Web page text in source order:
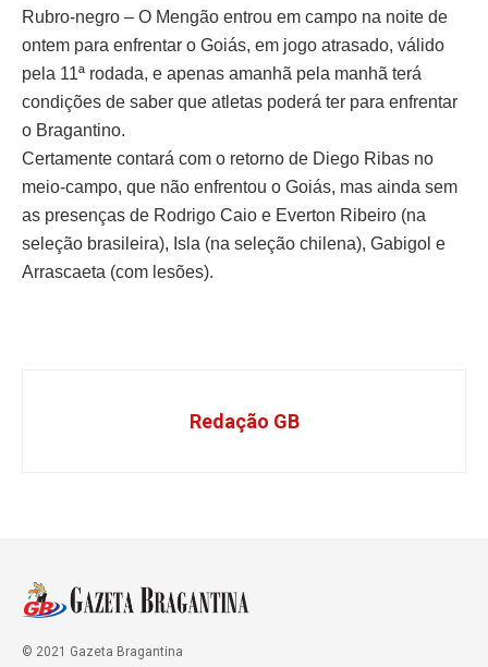
Rubro-negro – O Mengão entrou em campo na noite de
ontem para enfrentar o Goiás, em jogo atrasado, válido
pela 11ª rodada, e apenas amanhã pela manhã terá
condições de saber que atletas poderá ter para enfrentar
o Bragantino.
Certamente contará com o retorno de Diego Ribas no
meio-campo, que não enfrentou o Goiás, mas ainda sem
as presenças de Rodrigo Caio e Everton Ribeiro (na
seleção brasileira), Isla (na seleção chilena), Gabigol e
Arrascaeta (com lesões).
Redação GB
© 2021 Gazeta Bragantina